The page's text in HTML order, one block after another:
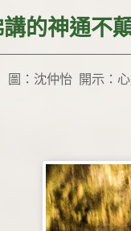
的神通不
：沈仲怡 開示：